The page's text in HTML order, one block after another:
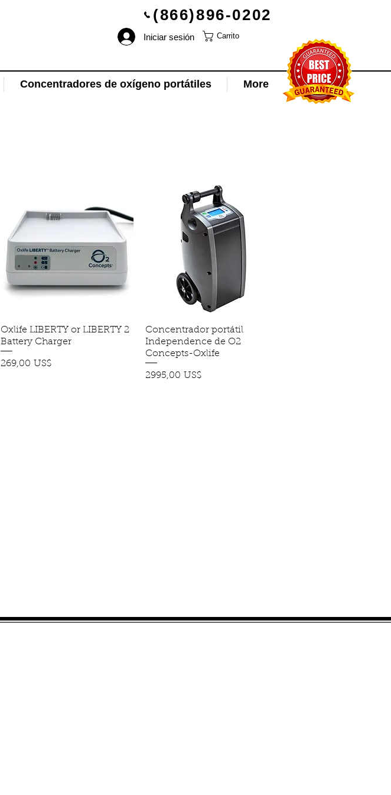
Iniciar sesión Carrito
(866)896-0202
Concentradores de oxígeno portátiles More
Vista rápida
Oxlife LIBERTY or LIBERTY 2
Battery Charger
Precio
269,00 US$
Vista rápida
Concentrador portátil
Independence de O2
Concepts-Oxlife
Precio
2995,00 US$